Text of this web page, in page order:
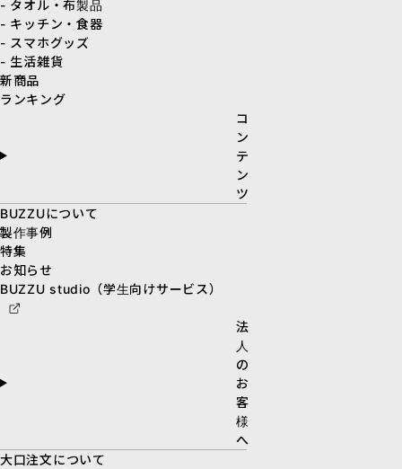
- タオル・布製品
- キッチン・食器
- スマホグッズ
- 生活雑貨
新商品
ランキング
コ
ン
テ
ン
ツ
BUZZUについて
製作事例
特集
お知らせ
BUZZU studio（学生向けサービス）
法
人
の
お
客
様
へ
大口注文について